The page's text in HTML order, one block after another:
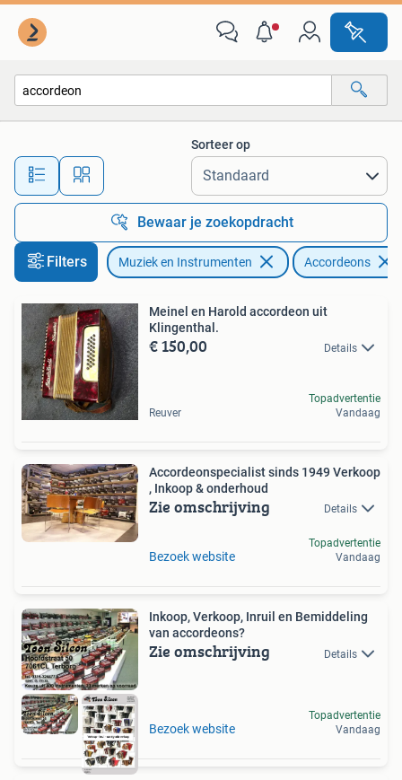
Alle afstanden…
Sorteer op
Bewaar je zoekopdracht
Filters Muziek en Instrumenten Accordeons
Meinel en Harold accordeon uit
Klingenthal.
€ 150,00 Details
Reuver
Topadvertentie
Vandaag
Accordeonspecialist sinds 1949 Verkoop
, Inkoop & onderhoud
Zie omschrijving Details
Bezoek website
Topadvertentie
Vandaag
Inkoop, Verkoop, Inruil en Bemiddeling
van accordeons?
Zie omschrijving Details
Bezoek website
Topadvertentie
Vandaag